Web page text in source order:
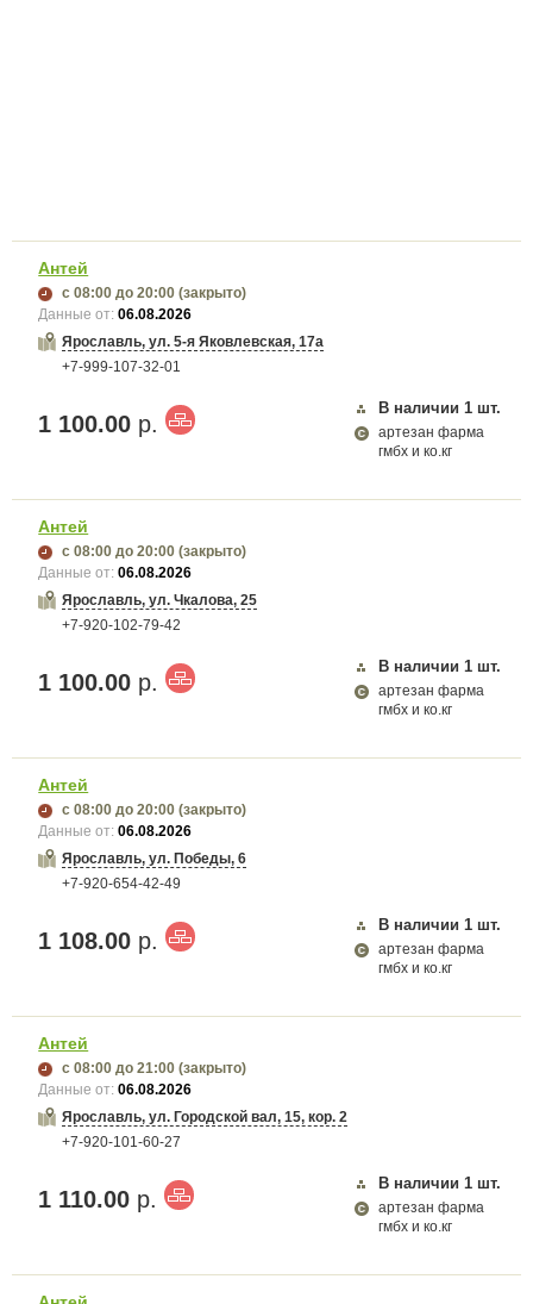
Антей
с 08:00 до 20:00 (закрыто)
Данные от:06.08.2026
Ярославль, ул. 5-я Яковлевская, 17а
+7-999-107-32-01
1 100.00 р.
В наличии 1 шт.
артезан фарма
гмбх и ко.кг
Антей
с 08:00 до 20:00 (закрыто)
Данные от:06.08.2026
Ярославль, ул. Чкалова, 25
+7-920-102-79-42
1 100.00 р.
В наличии 1 шт.
артезан фарма
гмбх и ко.кг
Антей
с 08:00 до 20:00 (закрыто)
Данные от:06.08.2026
Ярославль, ул. Победы, 6
+7-920-654-42-49
1 108.00 р.
В наличии 1 шт.
артезан фарма
гмбх и ко.кг
Антей
с 08:00 до 21:00 (закрыто)
Данные от:06.08.2026
Ярославль, ул. Городской вал, 15, кор. 2
+7-920-101-60-27
1 110.00 р.
В наличии 1 шт.
артезан фарма
гмбх и ко.кг